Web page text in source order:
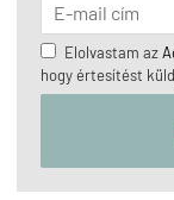
Elolvastam az
hogy értesítést